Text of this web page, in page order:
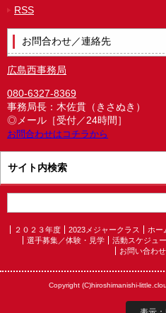
RSS
お問合わせ／連絡先
広島西事務局
080-6327-8369
事務局長：木佐貫（きさぬき）
◎メール［受付／24時間］
お問合わせはコチラから
サイト内検索
２０２３年度 2023メジャークラス ホー
選手募集／体験・見学
活動スケジュ
お問い合わせ
Copyright (C)hiroshimanishi-